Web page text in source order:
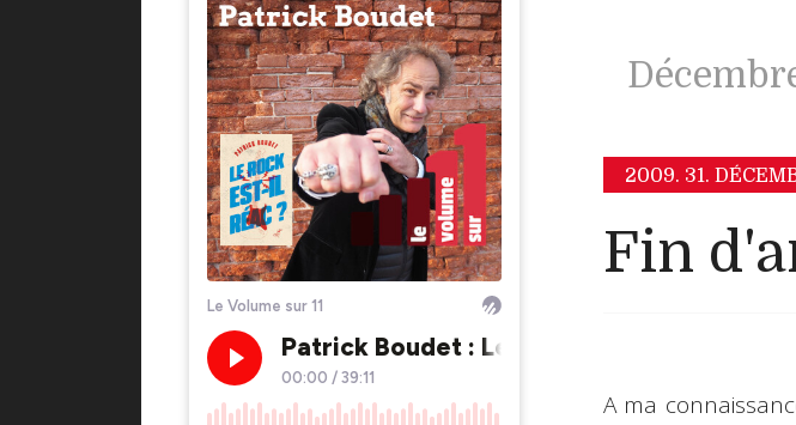
2009. 31.
Fin
A ma